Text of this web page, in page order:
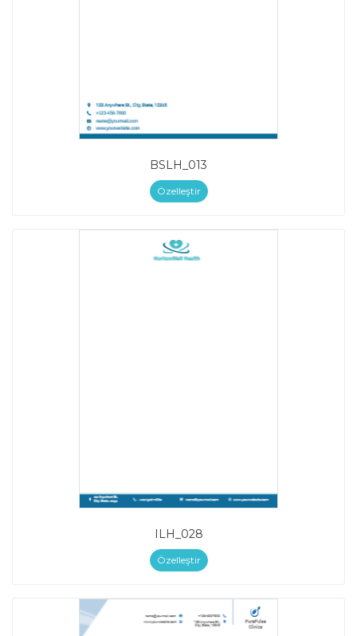
BSLH_013
Özelleştir
ILH_028
Özelleştir